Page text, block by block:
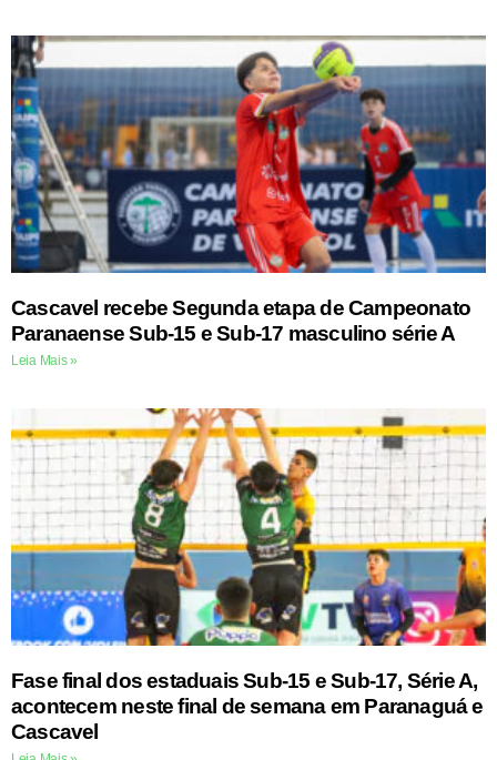
Cascavel recebe Segunda etapa de Campeonato
Paranaense Sub-15 e Sub-17 masculino série A
Leia Mais »
Fase final dos estaduais Sub-15 e Sub-17, Série A,
acontecem neste final de semana em Paranaguá e
Cascavel